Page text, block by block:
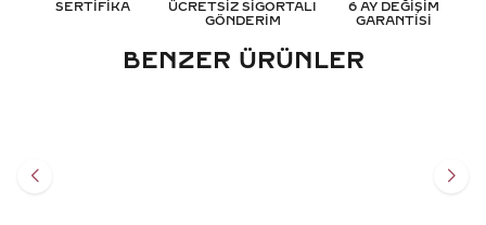
SERTİFİKA
ÜCRETSİZ SİGORTALI
GÖNDERİM
6 AY DEĞİŞİM
GARANTİSİ
BENZER ÜRÜNLER